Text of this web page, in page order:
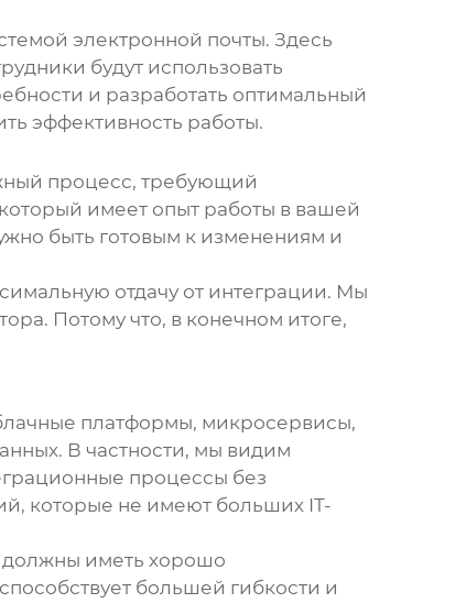
электронной почты. Здесь
будут использовать
и разработать оптимальный
эффективность работы.
процесс, требующий
имеет опыт работы в вашей
быть готовым к изменениям и
отдачу от интеграции. Мы
Потому что, в конечном итоге,
платформы, микросервисы,
В частности, мы видим
процессы без
которые не имеют больших IT-
должны иметь хорошо
большей гибкости и